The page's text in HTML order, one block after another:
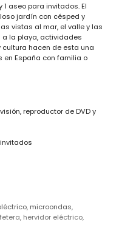
aseo para invitados. El
jardín con césped y
vistas al mar, el valle y las
a la playa, actividades
hacen de esta una
en España con familia o
reproductor de DVD y
microondas,
hervidor eléctrico,